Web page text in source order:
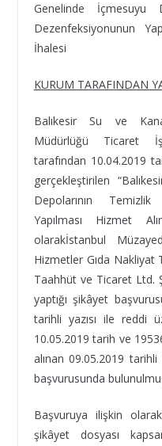
Genelinde İçmesuyu
Dezenfeksiyonunun
İhalesi
KURUM TARAFINDAN
Balıkesir Su ve
Müdürlüğü Ticaret
tarafından 10.04.2019
gerçekleştirilen
Depolarının
Yapılması Hizmet
olarakİstanbul
Hizmetler Gıda Nakliyat
Taahhüt ve Ticaret Ltd.
yaptığı şikâyet
tarihli yazısı ile reddi
10.05.2019 tarih ve
alınan 09.05.2019
başvurusunda
Başvuruya ilişkin
şikâyet dosyası